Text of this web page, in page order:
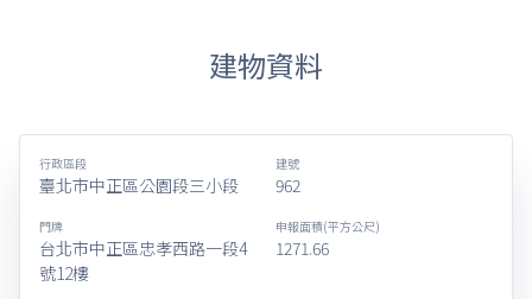
建物資料
行政區段
臺北市中正區公園段三小段
建號
962
門牌
台北市中正區忠孝西路一段4
號12樓
申報面積(平方公尺)
1271.66